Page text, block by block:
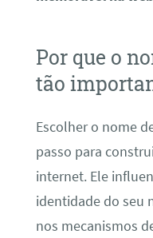
Por que o
tão
Escolher o nome
passo para
internet. Ele
identidade do seu
nos mecanismos